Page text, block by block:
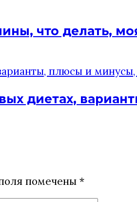
что делать,
диетах,
помечены *